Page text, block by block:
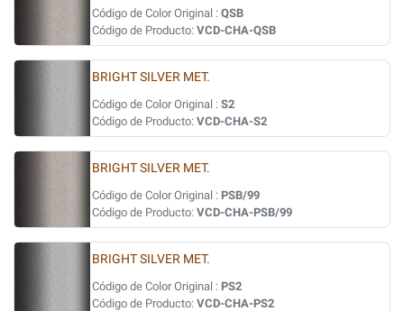
Código de Color Original : QSB
Código de Producto: VCD-CHA-QSB
BRIGHT SILVER MET.
Código de Color Original : S2
Código de Producto: VCD-CHA-S2
BRIGHT SILVER MET.
Código de Color Original : PSB/99
Código de Producto: VCD-CHA-PSB/99
BRIGHT SILVER MET.
Código de Color Original : PS2
Código de Producto: VCD-CHA-PS2